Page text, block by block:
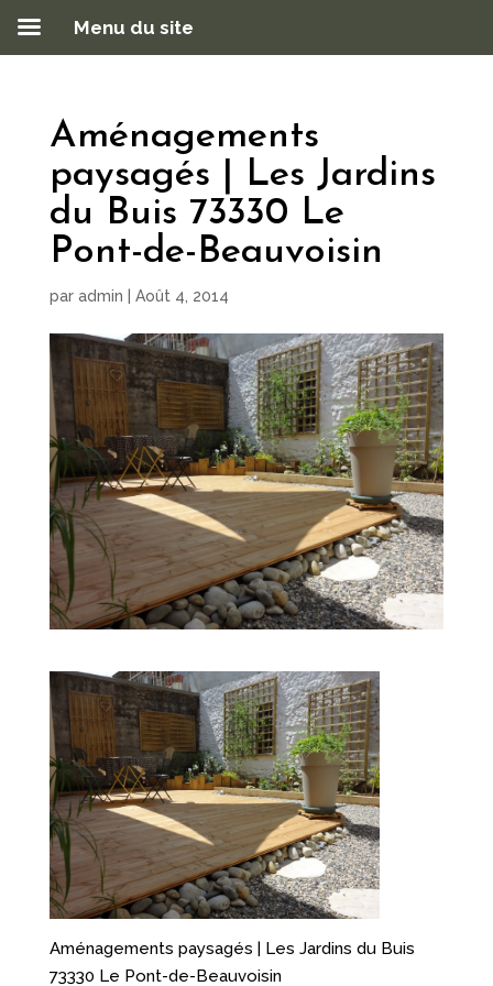
Aménagements
paysagés | Les Jardins
du Buis 73330 Le
Pont-de-Beauvoisin
par admin Août 4, 2014
Aménagements paysagés | Les Jardins du Buis
73330 Le Pont-de-Beauvoisin
Menu du site